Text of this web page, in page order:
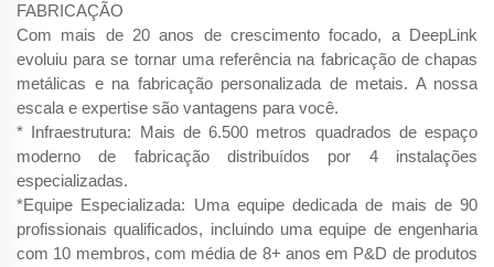
FABRICAÇÃO
Com mais de 20 anos de crescimento focado, a DeepLink
evoluiu para se tornar uma referência na fabricação de chapas
metálicas e na fabricação personalizada de metais. A nossa
escala e expertise são vantagens para você.
* Infraestrutura: Mais de 6.500 metros quadrados de espaço
moderno de fabricação distribuídos por 4 instalações
especializadas.
*Equipe Especializada: Uma equipe dedicada de mais de 90
profissionais qualificados, incluindo uma equipe de engenharia
com 10 membros, com média de 8+ anos em P&D de produtos